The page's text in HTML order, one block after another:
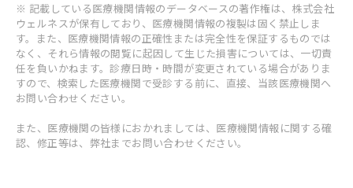
※ 記載している医療機関情報のデータベースの著作権は、株式会社
ウェルネスが保有しており、医療機関情報の複製は固く禁止しま
す。また、医療機関情報の正確性または完全性を保証するものでは
なく、それら情報の閲覧に起因して生じた損害については、一切責
任を負いかねます。診療日時・時間が変更されている場合がありま
すので、検索した医療機関で受診する前に、直接、当該医療機関へ
お問い合わせください。
また、医療機関の皆様におかれましては、医療機関情報に関する確
認、修正等は、弊社までお問い合わせください。